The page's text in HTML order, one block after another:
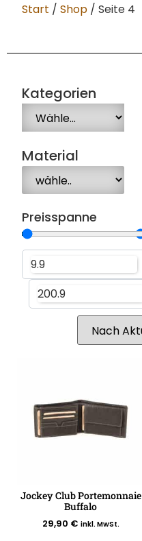
Start /Shop / Seite 4
Kategorien
Material
Preisspanne
Jockey Club Portemonnaie
Buffalo
29,90 € inkl. MwSt.